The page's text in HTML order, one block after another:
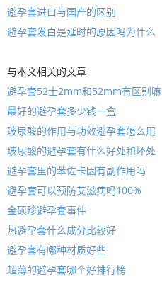
避孕套进口与国产的区别
避孕套发白是延时的原因吗为什么
与本文相关的文章
避孕套52士2mm和52mm有区别嘛
最好的避孕套多少钱一盒
玻尿酸的作用与功效避孕套怎么用
玻尿酸的避孕套有什么好处和坏处
避孕套里的苯佐卡因有副作用吗
避孕套可以预防艾滋病吗100%
金硕珍避孕套事件
热避孕套什么成分比较好
避孕套有哪种材质好些
超薄的避孕套哪个好排行榜